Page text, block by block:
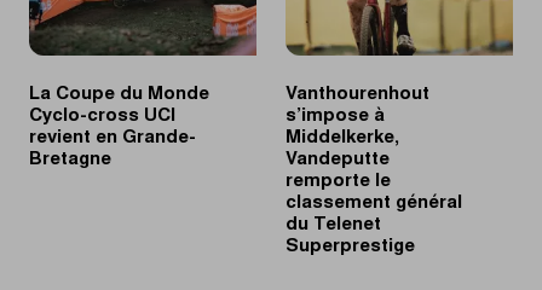
La Coupe du Monde
Cyclo-cross UCI
revient en Grande-
Bretagne
Vanthourenhout
s’impose à
Middelkerke,
Vandeputte
remporte le
classement général
du Telenet
Superprestige